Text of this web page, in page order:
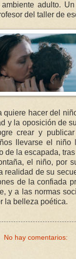
adulto.
del taller de
quiere hacer del
y la oposición de
crear y
llevarse el niño
de la escapada,
el niño, por
realidad de su
de la confiada
y a las normas
la belleza poética.
No hay comentarios: